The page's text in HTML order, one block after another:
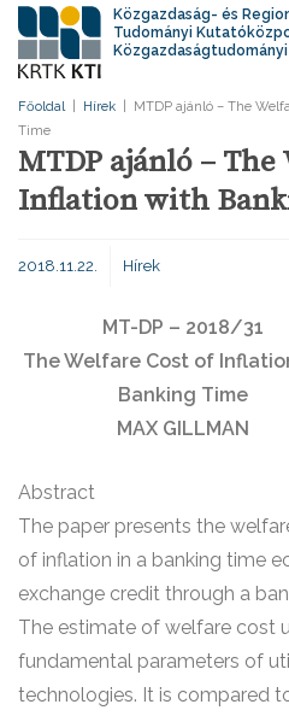
Közgazdaság- és
Tudományi
Főoldal Hírek
MTDP ajánló – The
Time
MTDP ajánló –
Inflation with
2018.11.22. Hírek
MT-DP – 2018/31
The Welfare Cost of
Banking Time
MAX GILLMAN
Abstract
The paper presents the
of inflation in a banking time
exchange credit through a
The estimate of welfare cost
fundamental parameters of
technologies. It is compared